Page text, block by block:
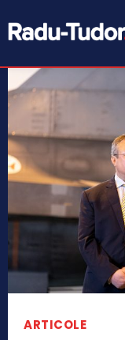
ARTICOLE